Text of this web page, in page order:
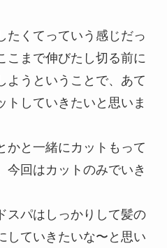
たくてっていう感じだっ
こまで伸びたし切る前に
ようということで、あて
トしていきたいと思いま
かと一緒にカットもって
今回はカットのみでいき
スパはしっかりして髪の
していきたいな〜と思い